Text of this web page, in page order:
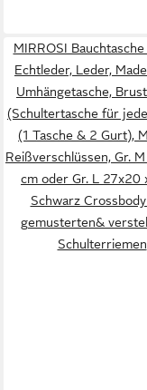
MIRROSI Bauchtasche
Echtleder, Leder,
Umhängetasche,
(Schultertasche für
(1 Tasche & 2 Gurt),
Reißverschlüssen, Gr.
cm oder Gr. L 27x20
Schwarz Crossbody
gemusterten&
Schulterriemen